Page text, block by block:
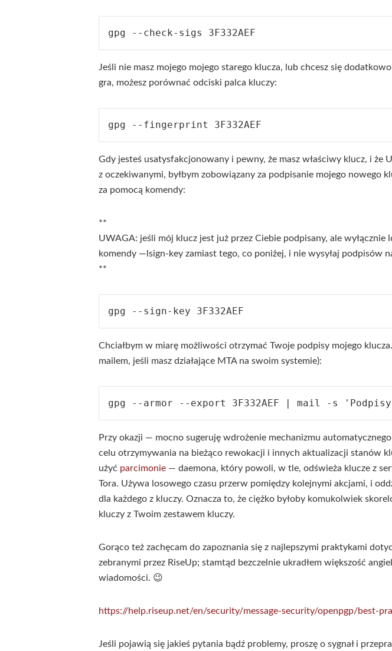
Jeśli nie masz mojego mojego starego klucza, lub chcesz się
gra, możesz porównać odciski palca kluczy:
Gdy jesteś usatysfakcjonowany i pewny, że masz właściwy klucz, i że
z oczekiwanymi, byłbym zobowiązany za podpisanie mojego nowego
za pomocą komendy:
**
UWAGA: jeśli mój klucz jest już przez Ciebie podpisany, ale wyłącznie
komendy —lsign-key zamiast tego, co poniżej, i nie wysyłaj podpisów
**
Chciałbym w miarę możliwości otrzymać Twoje podpisy mojego
mailem, jeśli masz działające MTA na swoim systemie):
Przy okazji — mocno sugeruję wdrożenie mechanizmu
celu otrzymywania na bieżąco rewokacji i innych aktualizacji stanów
użyć parcimonie — daemona, który powoli, w tle, odświeża klucze z
Tora. Używa losowego czasu przerw pomiędzy kolejnymi akcjami, i
dla każdego z kluczy. Oznacza to, że ciężko byłoby komukolwiek
kluczy z Twoim zestawem kluczy.
Gorąco też zachęcam do zapoznania się z najlepszymi praktykami
zebranymi przez RiseUp; stamtąd bezczelnie ukradłem większość
wiadomości. 😉
https://help.riseup.net/en/security/message-security/openpgp/best-
Jeśli pojawią się jakieś pytania bądź problemy, proszę o sygnał i